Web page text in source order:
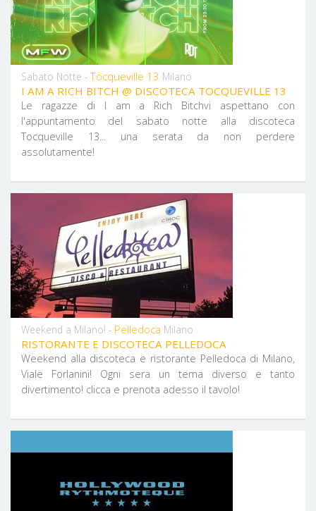
Sabato Notte -Tocqueville 13 Milano
I AM A RICH BITCH @ DISCOTECA TOCQUEVILLE 13
Le ragazze di I am a Rich Bitchvi aspettano con
l'appuntamento del sabato notte alla discoteca
Tocqueville 13... una serata da non perdere
assolutamente!
Weekend a Milano! - Pelledoca Milano
RISTORANTE E DISCOTECA PELLEDOCA
Weekend alla discoteca e ristorante Pelledoca di Milano,
Viale Forlanini! Ogni sera un tema diverso e tanto
divertimento! clicca e prenota adesso il tavolo!